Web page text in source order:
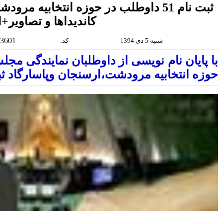
ثبت نام 51 داوطلب در حوزه
کاندیداها و
3601 :كد شنبه 5 دى 1394
حوزه انتخابیه مرودشت،ارسنجان وپاسارگاد